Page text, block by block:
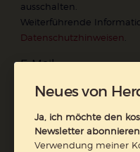
ausschalten.
Weiterführende
Datenschutzhinweisen.
E-Mail
Neues von
Ja, ich möchte den
Newsletter abonnieren
Verwendung meiner